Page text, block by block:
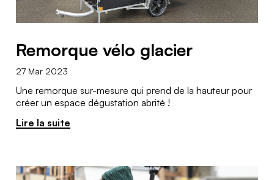
Remorque vélo glacier
27 Mar 2023
Une remorque sur-mesure qui prend de la hauteur pour
créer un espace dégustation abrité !
Lire la suite